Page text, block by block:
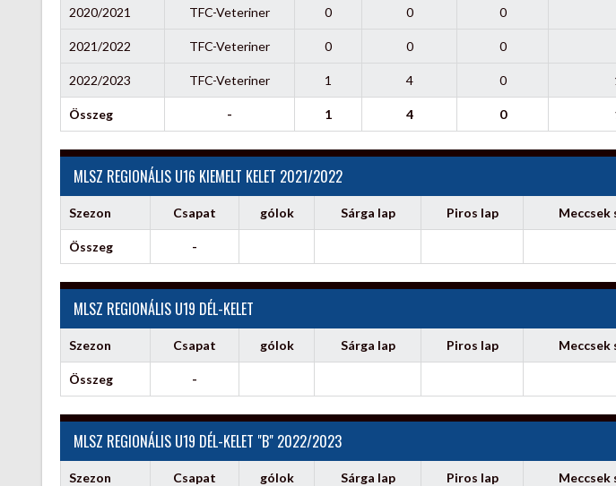
2020/2021 TFC-Veteriner 0 0 0
2021/2022 TFC-Veteriner 0 0 0
2022/2023 TFC-Veteriner 1 4 0
Összeg - 1 4 0
MLSZ REGIONÁLIS U16 KIEMELT KELET 2021/2022
Szezon Csapat gólok Sárga lap Piros lap Meccsek
Összeg -
MLSZ REGIONÁLIS U19 DÉL-KELET
Szezon Csapat gólok Sárga lap Piros lap Meccsek
Összeg -
MLSZ REGIONÁLIS U19 DÉL-KELET "B" 2022/2023
Szezon Csapat gólok Sárga lap Piros lap Meccsek